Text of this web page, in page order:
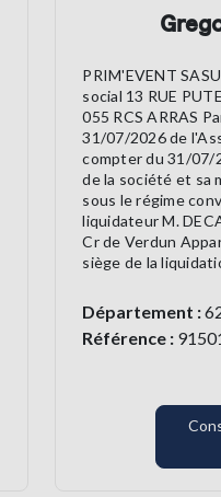
PRIM'EVENT
social 13 RUE
055 RCS ARRAS
31/07/2026 de
compter du 31/07/
de la société et sa
sous le régime
liquidateur M.
Cr de Verdun
siège de la
Département :
Référence :